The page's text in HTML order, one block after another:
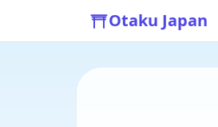
Otaku Japan